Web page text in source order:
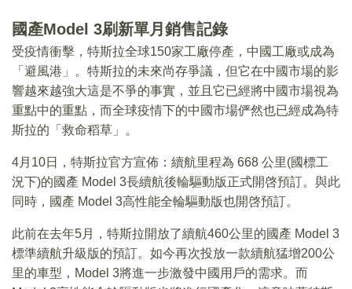
國產Model 3刷新單月銷售記錄
受疫情衝擊，特斯拉全球150家工廠停產，中國工廠或成為
「避風港」。特斯拉的未來尚存爭議，但它在中國市場的影
響越來越強大這是不爭的事實，並且它已經將中國市場視為
重點中的重點，而全球疫情下的中國市場俨然也已經成為特
斯拉的「救命稻草」。
4月10日，特斯拉官方宣佈：續航里程為 668 公里(國標工
況下)的國產 Model 3長續航後輪驅動版正式開啓預訂。與此
同時，國產 Model 3高性能全輪驅動版也開啓預訂。
此前在去年5月，特斯拉開放了續航460公里的國產 Model 3
標準續航升級版的預訂。如今再次投放一款續航猛增200公
里的車型，Model 3將進一步激發中國用戶的需求。而